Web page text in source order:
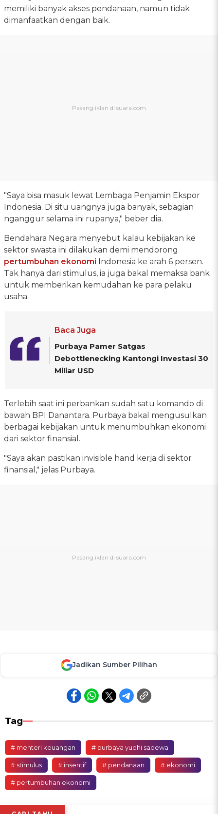
memiliki banyak akses pendanaan, namun tidak
dimanfaatkan dengan baik.
"Saya bisa masuk lewat Lembaga Penjamin Ekspor
Indonesia. Di situ uangnya juga banyak, sebagian
nganggur selama ini rupanya," beber dia.
Bendahara Negara menyebut kalau kebijakan ke
sektor swasta ini dilakukan demi mendorong
pertumbuhan ekonomi Indonesia ke arah 6 persen.
Tak hanya dari stimulus, ia juga bakal memaksa bank
untuk memberikan kemudahan ke para pelaku
usaha.
Baca Juga
Purbaya Pamer Satgas
Debottlenecking Kantongi Investasi 30
Miliar USD
Terlebih saat ini perbankan sudah satu komando di
bawah BPI Danantara. Purbaya bakal mengusulkan
berbagai kebijakan untuk menumbuhkan ekonomi
dari sektor finansial.
"Saya akan pastikan invisible hand kerja di sektor
finansial," jelas Purbaya.
Jadikan Sumber Pilihan
Tag
# menteri keuangan # purbaya yudhi sadewa
# stimulus # insentif # pendanaan # ekonomi
# pertumbuhan ekonomi